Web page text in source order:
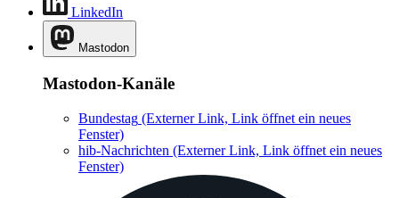
LinkedIn
Mastodon
Mastodon-Kanäle
Bundestag (Externer Link, Link öffnet ein neues
Fenster)
hib-Nachrichten (Externer Link, Link öffnet ein neues
Fenster)